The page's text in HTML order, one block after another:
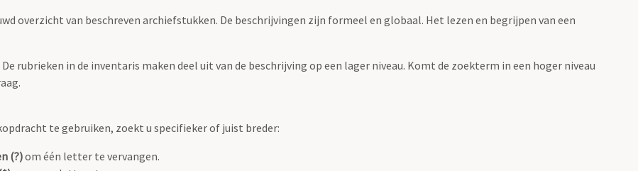
overzicht van beschreven archiefstukken. De beschrijvingen zijn formeel en globaal. Het lezen en begrijpen van een
rubrieken in de inventaris maken deel uit van de beschrijving op een lager niveau. Komt de zoekterm in een hoger niveau
te gebruiken, zoekt u specifieker of juist breder:
(?)om één letter te vervangen.